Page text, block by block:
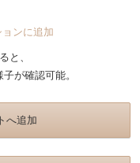
ンに追加
と、
が確認可能。
へ追加